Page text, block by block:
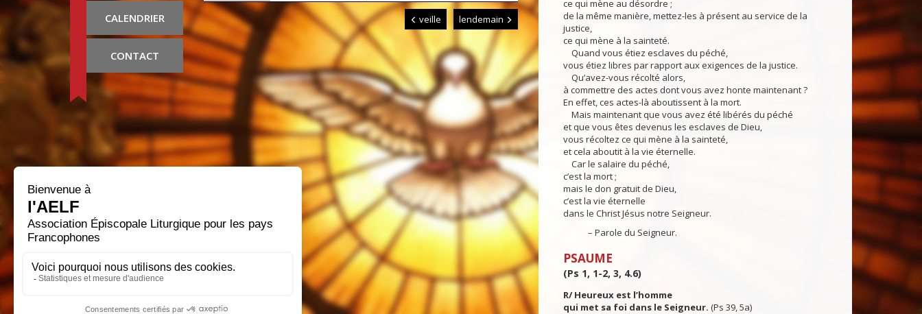
CALENDRIER
CONTACT
veille lendemain
ce qui mène au désordre ;
de la même manière, mettez-les à présent au service de la
justice,
ce qui mène à la sainteté.
Quand vous étiez esclaves du péché,
vous étiez libres par rapport aux exigences de la justice.
Qu’avez-vous récolté alors,
à commettre des actes dont vous avez honte maintenant ?
En effet, ces actes-là aboutissent à la mort.
Mais maintenant que vous avez été libérés du péché
et que vous êtes devenus les esclaves de Dieu,
vous récoltez ce qui mène à la sainteté,
et cela aboutit à la vie éternelle.
Car le salaire du péché,
c’est la mort ;
mais le don gratuit de Dieu,
c’est la vie éternelle
dans le Christ Jésus notre Seigneur.
– Parole du Seigneur.
PSAUME
(Ps 1, 1-2, 3, 4.6)
R/ Heureux est l’homme
qui met sa foi dans le Seigneur. (Ps 39, 5a)